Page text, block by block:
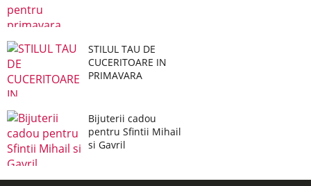
STILUL TAU DE
CUCERITOARE IN
PRIMAVARA
Bijuterii cadou
pentru Sfintii Mihail
si Gavril